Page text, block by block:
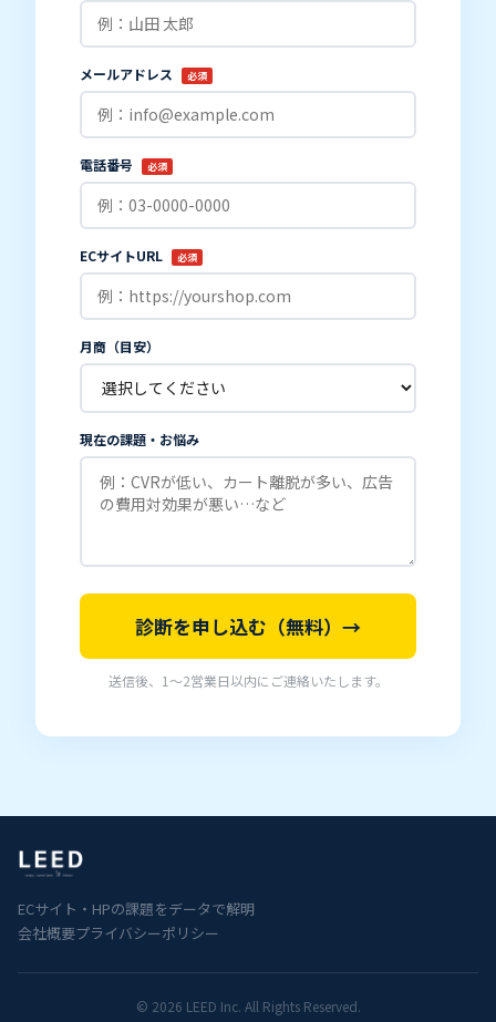
メールアドレス 必須
電話番号 必須
ECサイトURL 必須
月商（目安）
現在の課題・お悩み
診断を申し込む（無料）→
送信後、1〜2営業日以内にご連絡いたします。
ECサイト・HPの課題をデータで解明
会社概要プライバシーポリシー
© 2026 LEED Inc. All Rights Reserved.